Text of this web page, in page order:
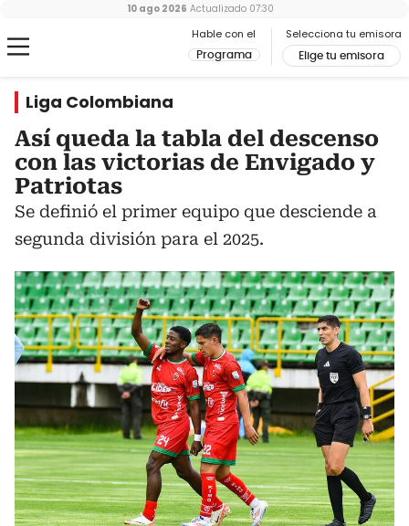
Hable con el
Programa
Selecciona tu emisora
Elige tu emisora
10 ago 2026 Actualizado 07:30
Liga Colombiana
Así queda la tabla del descenso
con las victorias de Envigado y
Patriotas
Se definió el primer equipo que desciende a
segunda división para el 2025.